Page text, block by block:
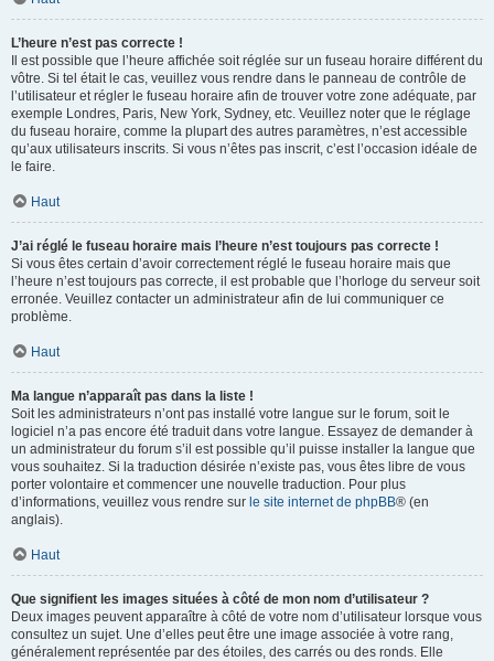
L’heure n’est pas correcte !
Il est possible que l’heure affichée soit réglée sur un fuseau horaire différent du
vôtre. Si tel était le cas, veuillez vous rendre dans le panneau de contrôle de
l’utilisateur et régler le fuseau horaire afin de trouver votre zone adéquate, par
exemple Londres, Paris, New York, Sydney, etc. Veuillez noter que le réglage
du fuseau horaire, comme la plupart des autres paramètres, n’est accessible
qu’aux utilisateurs inscrits. Si vous n’êtes pas inscrit, c’est l’occasion idéale de
le faire.
Haut
J’ai réglé le fuseau horaire mais l’heure n’est toujours pas correcte !
Si vous êtes certain d’avoir correctement réglé le fuseau horaire mais que
l’heure n’est toujours pas correcte, il est probable que l’horloge du serveur soit
erronée. Veuillez contacter un administrateur afin de lui communiquer ce
problème.
Haut
Ma langue n’apparaît pas dans la liste !
Soit les administrateurs n’ont pas installé votre langue sur le forum, soit le
logiciel n’a pas encore été traduit dans votre langue. Essayez de demander à
un administrateur du forum s’il est possible qu’il puisse installer la langue que
vous souhaitez. Si la traduction désirée n’existe pas, vous êtes libre de vous
porter volontaire et commencer une nouvelle traduction. Pour plus
d’informations, veuillez vous rendre sur le site internet de phpBB® (en
anglais).
Haut
Que signifient les images situées à côté de mon nom d’utilisateur ?
Deux images peuvent apparaître à côté de votre nom d’utilisateur lorsque vous
consultez un sujet. Une d’elles peut être une image associée à votre rang,
généralement représentée par des étoiles, des carrés ou des ronds. Elle